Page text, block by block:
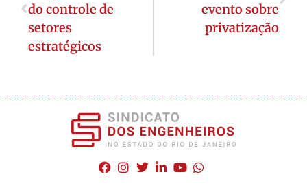
do controle de
setores
estratégicos
evento sobre
privatização